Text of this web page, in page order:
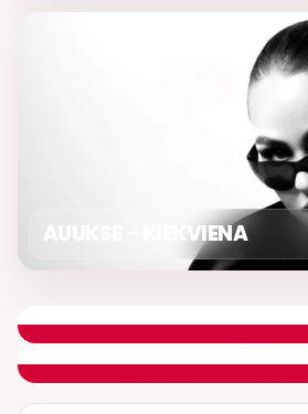
AUUKSE – KIEKVIENA